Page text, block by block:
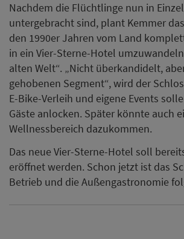
Nachdem die Flüchtlinge nun in
untergebracht sind, plant Kemmer
den 1990er Jahren vom Land
in ein Vier-Sterne-Hotel
alten Welt“. „Nicht überkandidelt,
gehobenen Segment“, wird der
E-Bike-Verleih und eigene Events
Gäste anlocken. Später könnte auch
Wellnessbereich dazukommen.
Das neue Vier-Sterne-Hotel soll
eröffnet werden. Schon jetzt ist das
Betrieb und die Außengastronomie